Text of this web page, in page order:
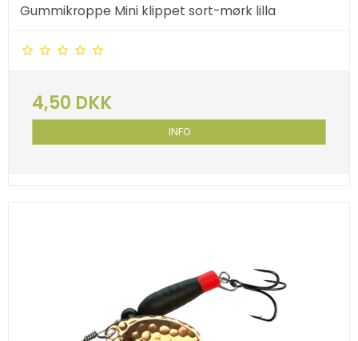
Gummikroppe Mini klippet sort-mørk lilla
4,50 DKK
INFO